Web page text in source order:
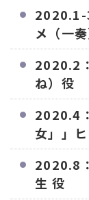
2020.1-
メ（一
2020.2
ね）役
2020.4
女」」
2020.8
生 役